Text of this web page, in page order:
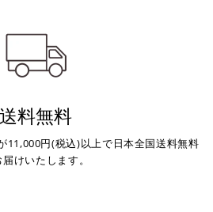
送料無料
11,000円(税込)以上で日本全国送料無料
けいたします。